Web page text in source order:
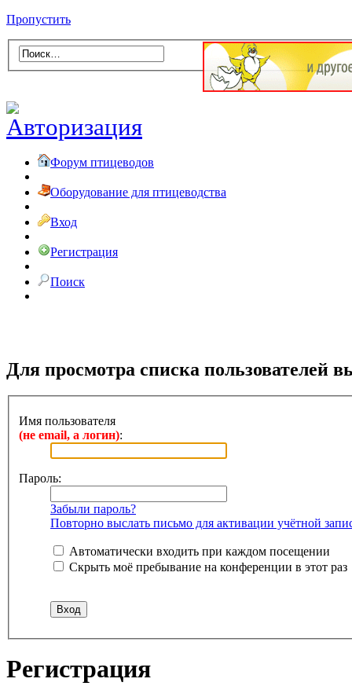
Пропустить
Форум птицеводов
Оборудование для птицеводства
Вход
Регистрация
Поиск
Для просмотра списка пользователей
Имя пользователя
(не email, а логин):
Пароль:
Забыли пароль?
Повторно выслать письмо для активации учётной
Автоматически входить при каждом посещении
Скрыть моё пребывание на конференции в этот раз
Регистрация